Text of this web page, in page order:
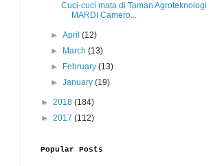
Cuci-cuci mata di Taman Agroteknologi
MARDI Camero...
►April(12)
►
March(13)
►
February(13)
►January(19)
► 2018 (184)
► 2017 (112)
Popular Posts